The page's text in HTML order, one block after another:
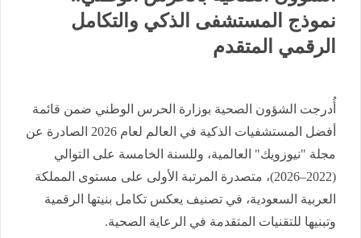
نموذج المستشفى الذكي والتكامل
الرقمي المتقدم
أُدرجت الشؤون الصحية بوزارة الحرس الوطني ضمن قائمة
أفضل المستشفيات الذكية في العالم لعام 2026 الصادرة عن
مجلة "نيوزويك" العالمية، وللسنة الخامسة على التوالي
(2022–2026)، متصدرة المرتبة الأولى على مستوى المملكة
العربية السعودية، في تصنيف يعكس تكامل بنيتها الرقمية
وتبنيها للتقنيات المتقدمة في الرعاية الصحية.